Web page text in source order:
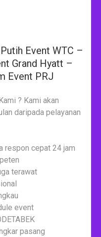
Event WTC –
Grand Hyatt –
Event PRJ
? Kami akan
daripada pelayanan
respon cepat 24 jam
terawat
event
pasang